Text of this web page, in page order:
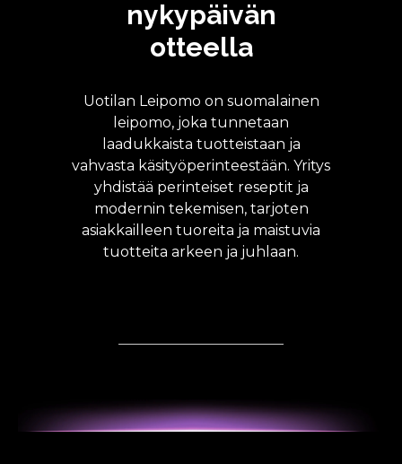
nykypäivän
otteella
Uotilan Leipomo on suomalainen
leipomo, joka tunnetaan
laadukkaista tuotteistaan ja
vahvasta käsityöperinteestään. Yritys
yhdistää perinteiset reseptit ja
modernin tekemisen, tarjoten
asiakkailleen tuoreita ja maistuvia
tuotteita arkeen ja juhlaan.